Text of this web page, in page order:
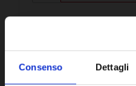
Consenso Dettagli
CONFRONTA